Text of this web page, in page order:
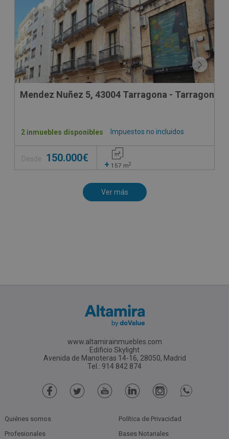
Mendez Nuñez 5, 43004 Tarragona - Tarragona
Impuestos no incluidos
2 inmuebles disponibles
Desde 150.000€
+ 157 m2
www.altamirainmuebles.com
Edificio Skylight
Avenida de Manoteras 14-16, 28050, Madrid
Tel.: 914 842 874
Quiénes somos
Profesionales
Política de Privacidad
Bases Notariales